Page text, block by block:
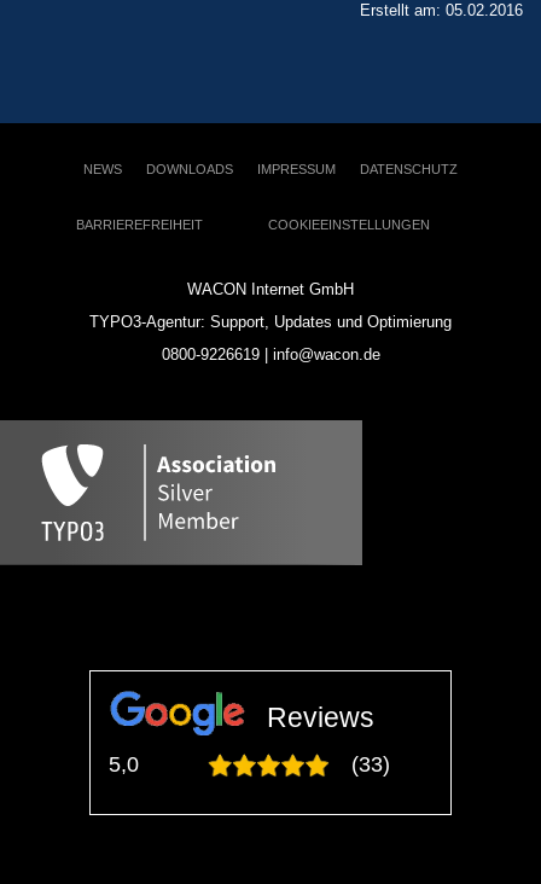
Erstellt am: 05.02.2016
NEWS DOWNLOADS IMPRESSUM DATENSCHUTZ
BARRIEREFREIHEIT COOKIEEINSTELLUNGEN
WACON Internet GmbH
TYPO3-Agentur: Support, Updates und Optimierung
0800-9226619 | info@wacon.de
Reviews
5,0 (33)